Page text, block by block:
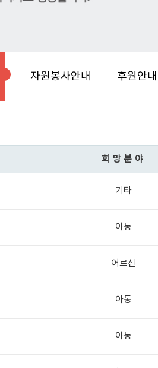
자원봉사안내 후원안내
희망분야
기타
아동
어르신
아동
아동